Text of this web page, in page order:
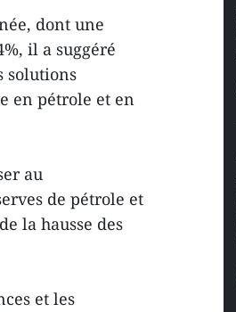
dont une
il a suggéré
solutions
en pétrole et en
au
de pétrole et
la hausse des
et les